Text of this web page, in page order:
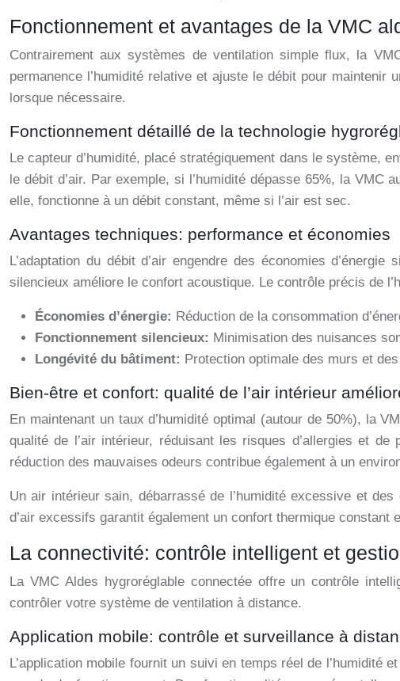
Fonctionnement et avantages de la VMC
Contrairement aux systèmes de ventilation simple flux, la
permanence l’humidité relative et ajuste le débit pour
lorsque nécessaire.
Fonctionnement détaillé de la technologie
Le capteur d’humidité, placé stratégiquement dans le système,
le débit d’air. Par exemple, si l’humidité dépasse 65%, la
elle, fonctionne à un débit constant, même si l’air est sec.
Avantages techniques: performance et économies
L’adaptation du débit d’air engendre des économies
silencieux améliore le confort acoustique. Le contrôle précis de
Économies d’énergie: Réduction de la consommation
Fonctionnement silencieux: Minimisation des nuisances
Longévité du bâtiment: Protection optimale des murs et
Bien-être et confort: qualité de l’air intérieur
En maintenant un taux d’humidité optimal (autour de 50%), la
qualité de l’air intérieur, réduisant les risques d’allergies et
réduction des mauvaises odeurs contribue également à un
Un air intérieur sain, débarrassé de l’humidité excessive et
d’air excessifs garantit également un confort thermique constant
La connectivité: contrôle intelligent et
La VMC Aldes hygroréglable connectée offre un contrôle
contrôler votre système de ventilation à distance.
Application mobile: contrôle et surveillance à
L’application mobile fournit un suivi en temps réel de